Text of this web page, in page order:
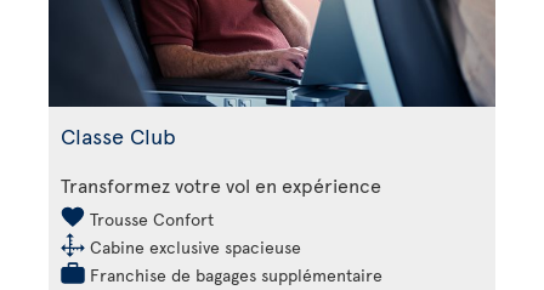
Classe Club
Transformez votre vol en expérience
Trousse Confort
Cabine exclusive spacieuse
Franchise de bagages supplémentaire